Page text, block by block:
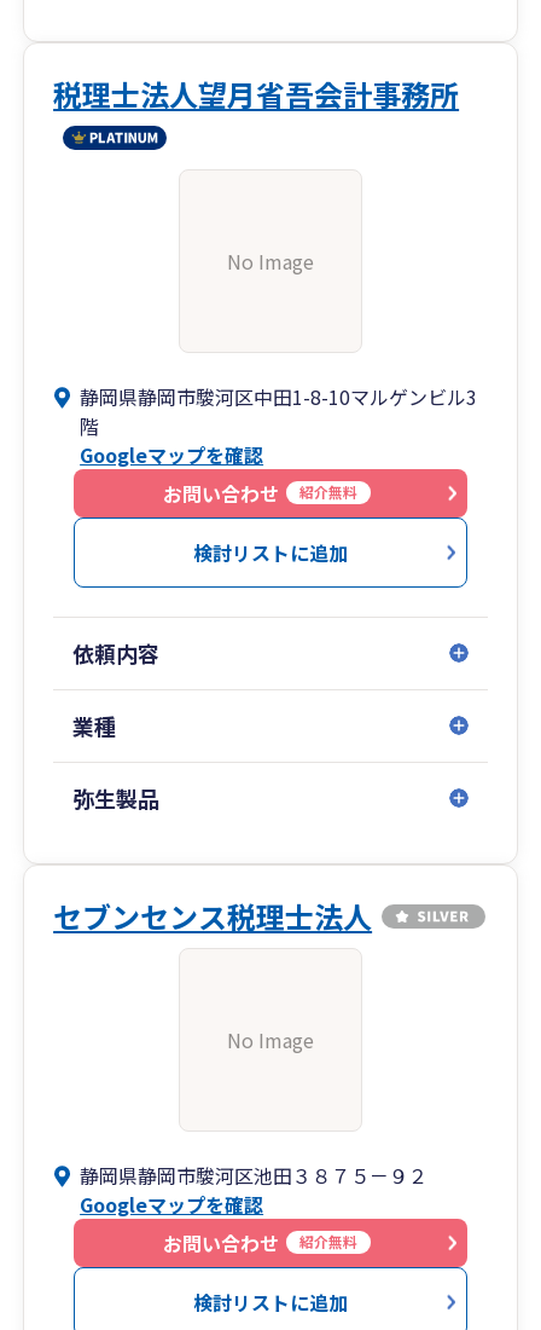
税理士法人望月省吾会計事務所
No Image
静岡県静岡市駿河区中田1-8-10マルゲンビル3
階
Googleマップを確認
お問い合わせ
紹介無料
検討リストに追加
依頼内容
業種
弥生製品
セブンセンス税理士法人
No Image
静岡県静岡市駿河区池田３８７５－９２
Googleマップを確認
お問い合わせ
紹介無料
検討リストに追加